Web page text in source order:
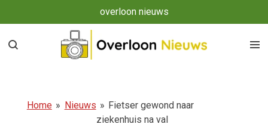
direct
naar
overloon nieuws
Home » Nieuws » Fietser gewond naar
ziekenhuis na val